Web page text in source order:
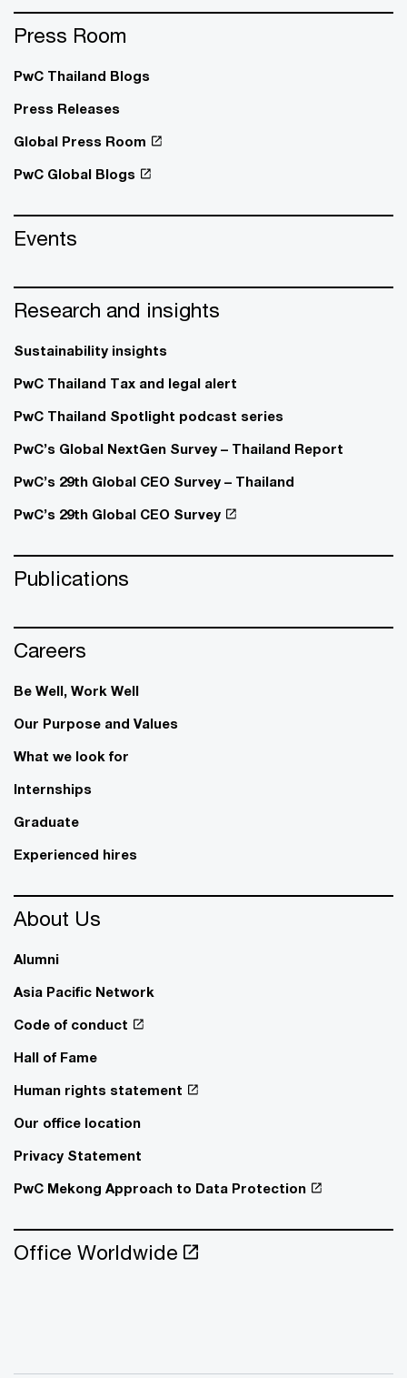
Press Room
PwC Thailand Blogs
Press Releases
Global Press Room
PwC Global Blogs
Events
Research and insights
Sustainability insights
PwC Thailand Tax and legal alert
PwC Thailand Spotlight podcast series
PwC’s Global NextGen Survey – Thailand Report
PwC’s 29th Global CEO Survey – Thailand
PwC’s 29th Global CEO Survey
Publications
Careers
Be Well, Work Well​
Our Purpose and Values
What we look for
Internships
Graduate
Experienced hires
About Us
Alumni
Asia Pacific Network
Code of conduct
Hall of Fame
Human rights statement
Our office location
Privacy Statement
PwC Mekong Approach to Data Protection
Office Worldwide